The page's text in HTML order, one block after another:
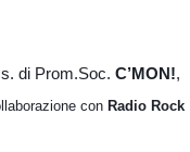
di Prom.Soc. C’MON!,
con Radio Rock